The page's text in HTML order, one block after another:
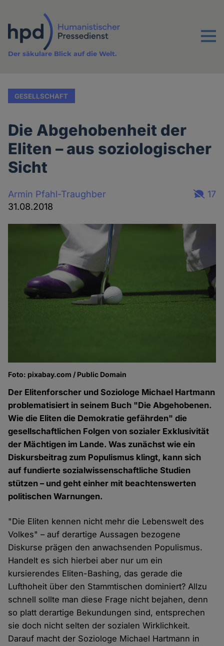
Inhalt
Menu
Der säkulare Blick auf die Welt.
GESELLSCHAFT
Die Abgehobenheit der
Eliten – aus soziologischer
Sicht
Armin Pfahl-Traughber
31.08.2018
17
Foto: pixabay.com / Public Domain
Der Elitenforscher und Soziologe Michael Hartmann
problematisiert in seinem Buch "Die Abgehobenen.
Wie die Eliten die Demokratie gefährden" die
gesellschaftlichen Folgen von sozialer Exklusivität
der Mächtigen im Lande. Was zunächst wie ein
Diskursbeitrag zum Populismus klingt, kann sich
auf fundierte sozialwissenschaftliche Studien
stützen – und geht einher mit beachtenswerten
politischen Warnungen.
"Die Eliten kennen nicht mehr die Lebenswelt des
Volkes" – auf derartige Aussagen bezogene
Diskurse prägen den anwachsenden Populismus.
Handelt es sich hierbei aber nur um ein
kursierendes Eliten-Bashing, das gerade die
Lufthoheit über den Stammtischen dominiert? Allzu
schnell sollte man diese Frage nicht bejahen, denn
so platt derartige Bekundungen sind, entsprechen
sie doch nicht selten der sozialen Wirklichkeit.
Darauf macht der Soziologe Michael Hartmann in